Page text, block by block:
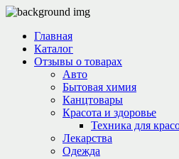
Главная
Каталог
Отзывы о товарах
Авто
Бытовая химия
Канцтовары
Красота и здоровье
Техника для
Лекарства
Одежда